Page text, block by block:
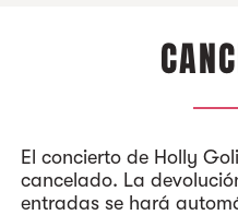
El concierto de Holly
cancelado. La
entradas se hará